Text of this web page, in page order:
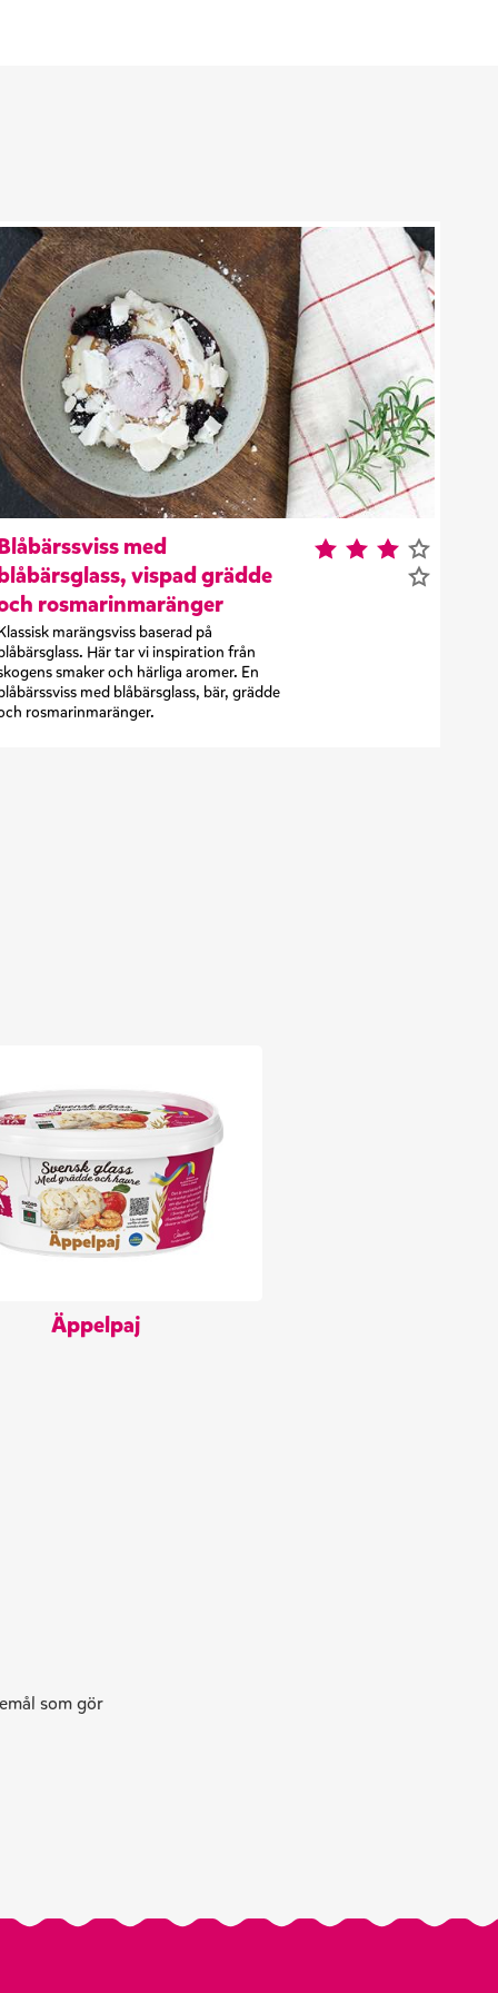
med
vispad grädde
rosmarinmaränger
marängsviss baserad på
Här tar vi inspiration från
smaker och härliga aromer. En
med blåbärsglass, bär, grädde
rosmarinmaränger.
Äppelpaj
som gör